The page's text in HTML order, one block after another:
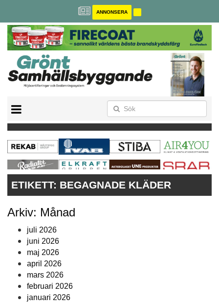
ANNONSERA
MILJÖBYGGNAD
NOLLCO2
CITYLAB
GREENBUILDING
ANNONSERA
ETIKETT: BEGAGNADE KLÄDER
Arkiv: Månad
juli 2026
juni 2026
maj 2026
april 2026
mars 2026
februari 2026
januari 2026